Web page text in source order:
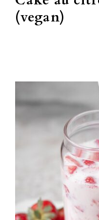
(vegan)